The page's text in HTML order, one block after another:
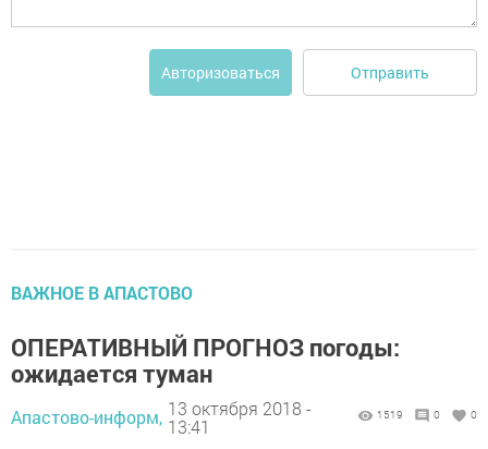
Авторизоваться Отправить
ВАЖНОЕ В АПАСТОВО
ОПЕРАТИВНЫЙ ПРОГНОЗ погоды:
ожидается туман
Апастово-информ, 13 октября 2018 -
13:41
1519 0 0